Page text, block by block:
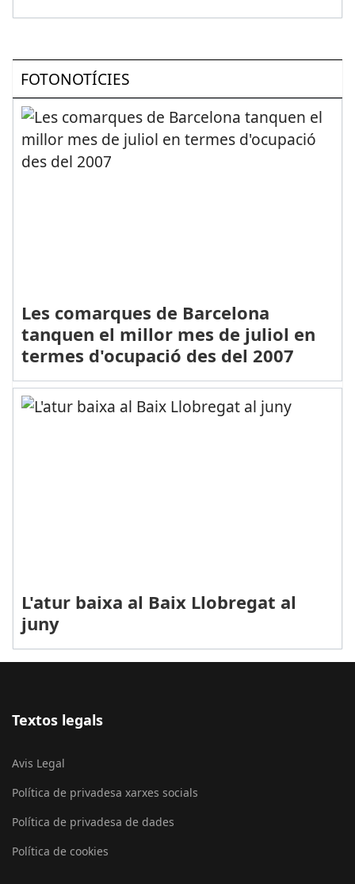
FOTONOTÍCIES
Les comarques de Barcelona
tanquen el millor mes de juliol en
termes d'ocupació des del 2007
L'atur baixa al Baix Llobregat al
juny
Textos legals
Avis Legal
Política de privadesa xarxes socials
Política de privadesa de dades
Política de cookies